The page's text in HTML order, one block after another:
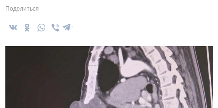
Поделиться